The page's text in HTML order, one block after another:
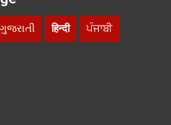
ગુજરાતી हिन्दी
ਪੰਜਾਬੀ